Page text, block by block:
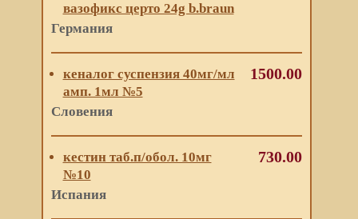
вазофикс церто 24g b.braun
Германия
кеналог суспензия 40мг/мл
амп. 1мл №5
Словения
1500.00
кестин таб.п/обол. 10мг
№10
Испания
730.00